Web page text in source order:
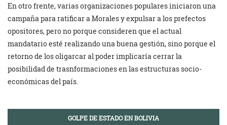
En otro frente, varias organizaciones populares iniciaron una
campaña para ratificar a Morales y expulsar a los prefectos
opositores, pero no porque consideren que el actual
mandatario esté realizando una buena gestión, sino porque el
retorno de los oligarcar al poder implicaría cerrar la
posibilidad de trasnformaciones en las estructuras socio-
económicas del país.
GOLPE DE ESTADO EN BOLIVIA